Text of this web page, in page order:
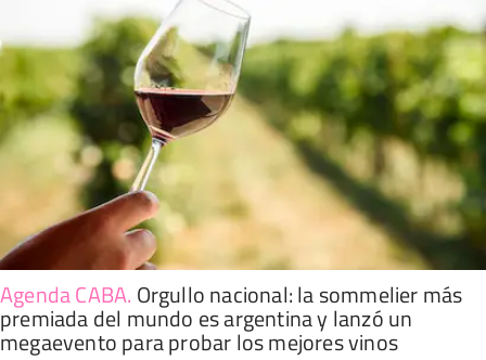
Agenda CABA. Orgullo nacional: la sommelier más
premiada del mundo es argentina y lanzó un
megaevento para probar los mejores vinos